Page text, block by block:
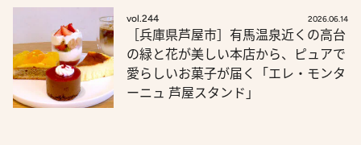
vol.244 2026.06.14
［兵庫県芦屋市］有馬温泉近くの高台
の緑と花が美しい本店から、ピュアで
愛らしいお菓子が届く「エレ・モンタ
ーニュ 芦屋スタンド」